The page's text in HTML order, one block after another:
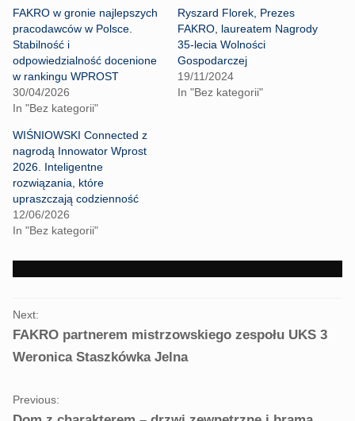
h
a
r
e
o
n
T
w
i
t
r
(
O
p
e
n
s
i
n
n
e
n
h
a
r
n
F
a
b
o
k
(
O
p
e
n
s
n
n
i
)
FAKRO w gronie najlepszych
pracodawców w Polsce.
Stabilność i
odpowiedzialność docenione
w rankingu WPROST
30/04/2026
In "Bez kategorii"
Ryszard Florek, Prezes
FAKRO, laureatem Nagrody
35-lecia Wolności
Gospodarczej
19/11/2024
In "Bez kategorii"
WIŚNIOWSKI Connected z
nagrodą Innowator Wprost
2026. Inteligentne
rozwiązania, które
upraszczają codzienność
12/06/2026
In "Bez kategorii"
PORTFOLIO
NAVIGATION
Previous:
Next:
FAKRO partnerem mistrzowskiego zespołu UKS 3
Weronica Staszkówka Jelna